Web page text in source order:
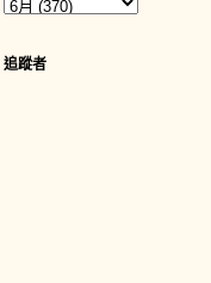
追蹤者